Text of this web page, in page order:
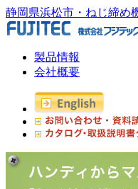
静岡県浜松市・ねじ締め
製品情報
会社概要